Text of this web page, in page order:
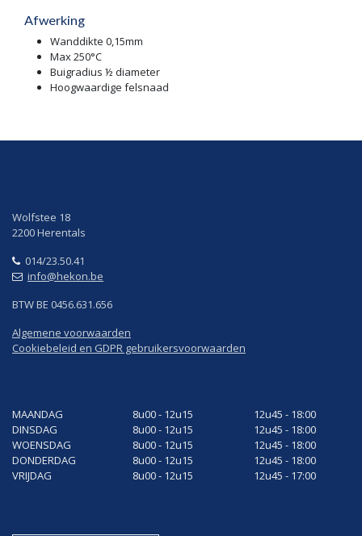
Afwerking
Wanddikte 0,15mm
Max 250°C
Buigradius ½ diameter
Hoogwaardige felsnaad
Wolfstee 18
2200 Herentals
014/23.50.41
info@hekon.be
BTW BE 0456.631.656
Algemene voorwaarden
Cookiebeleid en GDPR gebruikersvoorwaarden
MAANDAG
DINSDAG
WOENSDAG
DONDERDAG
VRIJDAG
8u00 - 12u15
8u00 - 12u15
8u00 - 12u15
8u00 - 12u15
8u00 - 12u15
12u45 - 18:00
12u45 - 18:00
12u45 - 18:00
12u45 - 18:00
12u45 - 17:00